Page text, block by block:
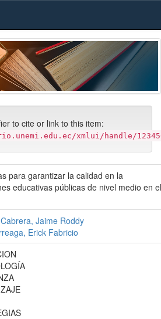
to cite or link to this item:
xmlui/handle/
para garantizar la calidad en la
educativas públicas de nivel medio en el
Jaime Roddy
Erick Fabricio